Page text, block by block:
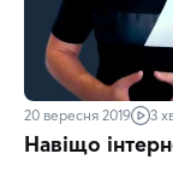
20 вересня 2019 3
Навіщо